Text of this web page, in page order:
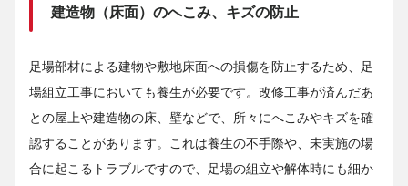
建造物（床面）のへこみ、キズの防止
足場部材による建物や敷地床面への損傷を防止するため、足
場組立工事においても養生が必要です。改修工事が済んだあ
との屋上や建造物の床、壁などで、所々にへこみやキズを確
認することがあります。これは養生の不手際や、未実施の場
合に起こるトラブルですので、足場の組立や解体時にも細か